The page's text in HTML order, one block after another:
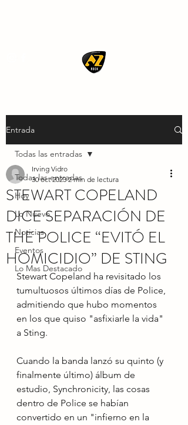
Entrada
Todas las entradas
Hoy
Lo Nuevo
Noticias
Eventos
Lo Mas Destacado
Todas las entradas
STEWART COPELAND
DICE SEPARACIÓN DE
THE POLICE “EVITÓ EL
HOMICIDIO” DE STING
Irving Vidro
30 oct 2023 2 min de lectura
Stewart Copeland ha revisitado los
tumultuosos últimos días de Police,
admitiendo que hubo momentos
en los que quiso "asfixiarle la vida"
a Sting.
Cuando la banda lanzó su quinto (y
finalmente último) álbum de
estudio, Synchronicity, las cosas
dentro de Police se habían
convertido en un "infierno en la